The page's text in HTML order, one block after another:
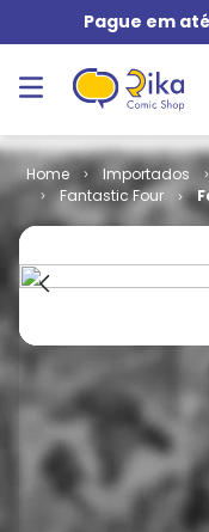
Pague em
Importados
Fantastic Four
-